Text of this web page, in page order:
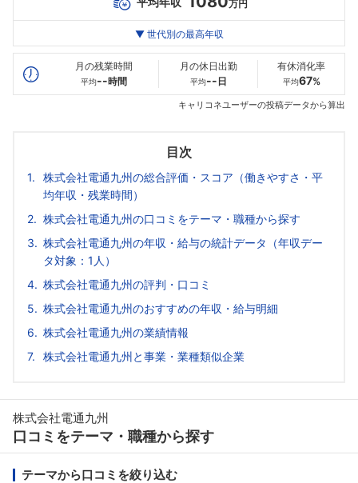
万円
最高年収
20代
1080万
30代
--万
--万
▼ 世代別の最高年収
月の残業時間
平均--時間
月の休日出勤
平均-- 日
有休消化率
平均67%
キャリコネユーザーの投稿データから算出
目次
株式会社電通九州の総合評価・スコア（働きやすさ・平
均年収・残業時間）
株式会社電通九州の口コミをテーマ・職種から探す
株式会社電通九州の年収・給与の統計データ（年収デー
タ対象：1人）
株式会社電通九州の評判・口コミ
株式会社電通九州のおすすめの年収・給与明細
株式会社電通九州の業績情報
株式会社電通九州と事業・業種類似企業
株式会社電通九州
口コミをテーマ・職種から探す
テーマから口コミを絞り込む